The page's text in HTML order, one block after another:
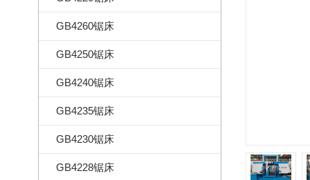
GB4260锯床
GB4250锯床
GB4240锯床
GB4235锯床
GB4230锯床
GB4228锯床